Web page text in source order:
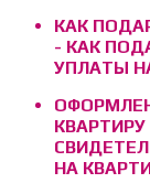
КАК
- КАК
УПЛАТЫ
НА